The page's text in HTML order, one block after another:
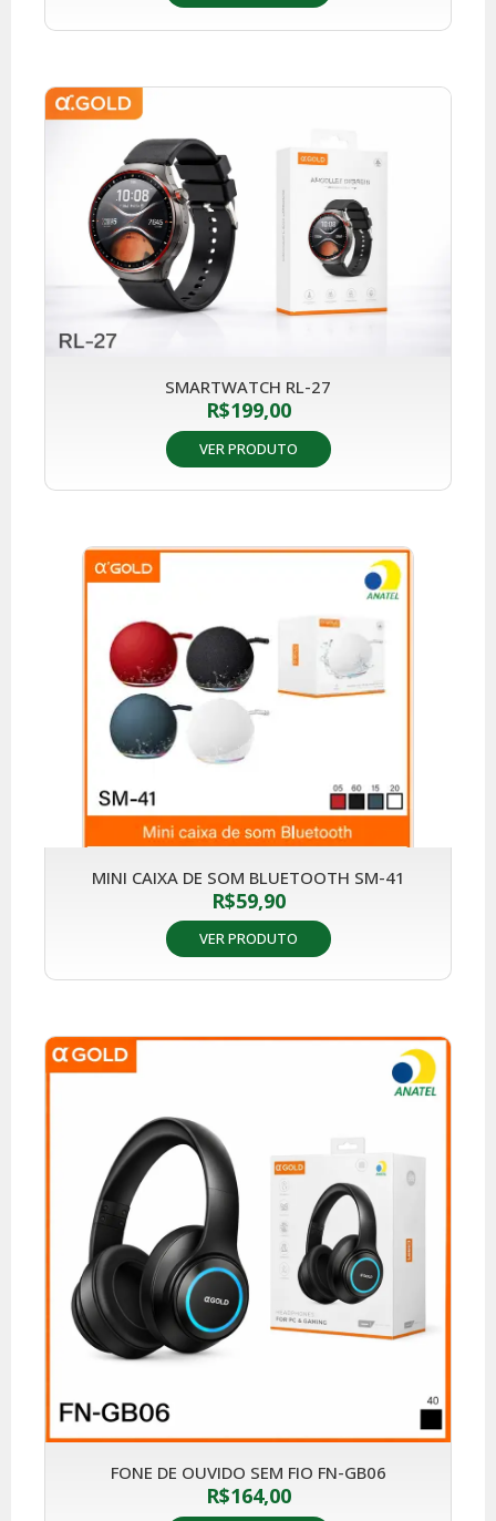
SMARTWATCH RL-27
R$199,00
VER PRODUTO
MINI CAIXA DE SOM BLUETOOTH SM-41
R$59,90
VER PRODUTO
FONE DE OUVIDO SEM FIO FN-GB06
R$164,00